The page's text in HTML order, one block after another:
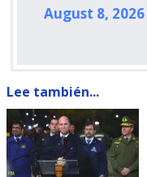
August 8, 2026
Lee también...